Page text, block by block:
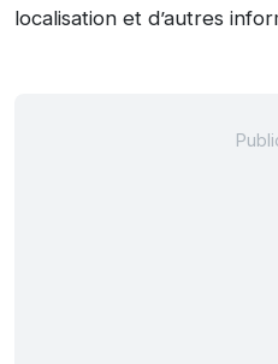
localisation et d’autres